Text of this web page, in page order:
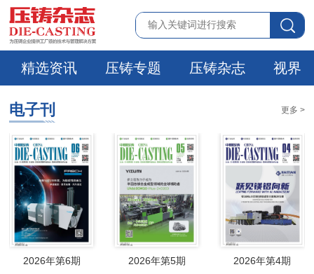
精选资讯 压铸专题 压铸杂志 视界
电子刊 更多 >
2026年第6期
2026年第5期
2026年第4期